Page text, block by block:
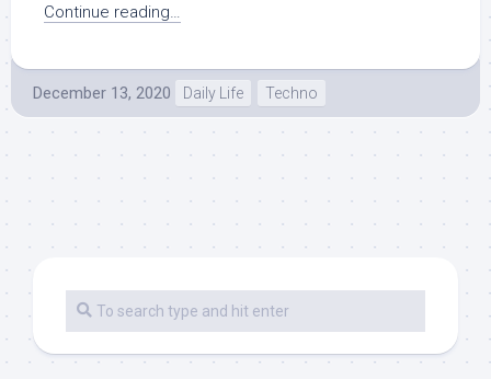
Continue reading…
December 13, 2020 Daily Life Techno